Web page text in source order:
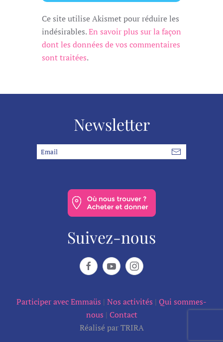
Ce site utilise Akismet pour réduire les
indésirables.En savoir plus sur la façon
dont les données de vos commentaires
sont traitées.
Newsletter
Suivez-nous
Participer avec Emmaüs | Nos activités | Qui sommes-
nous | Contact
Réalisé par TRIRA